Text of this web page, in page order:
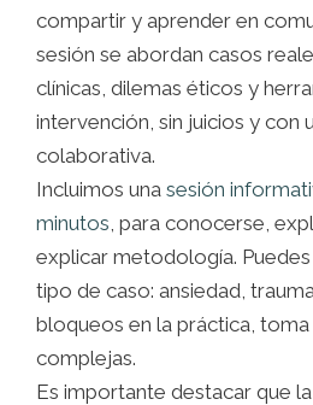
compartir y aprender en
sesión se abordan casos
clínicas, dilemas éticos y
intervención, sin juicios y con
colaborativa.
Incluimos una sesión
minutos , para conocerse,
explicar metodología.
tipo de caso: ansiedad,
bloqueos en la práctica,
complejas.
Es importante destacar que